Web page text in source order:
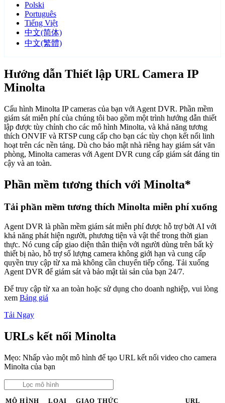
Polski
Português
Tiếng Việt
中文(简体)
中文(繁體)
Hướng dẫn Thiết lập URL Camera IP
Minolta
Cấu hình Minolta IP cameras của bạn với Agent DVR. Phần mềm
giám sát miễn phí của chúng tôi bao gồm một trình hướng dẫn thiết
lập được tùy chỉnh cho các mô hình Minolta, và khả năng tương
thích ONVIF và RTSP cung cấp cho bạn các tùy chọn kết nối linh
hoạt trên các nền tảng. Dù cho bảo mật nhà riêng hay giám sát văn
phòng, Minolta cameras với Agent DVR cung cấp giám sát đáng tin
cậy và an toàn.
Phần mềm tương thích với Minolta*
Tải phần mềm tương thích Minolta miễn phí xuống
Agent DVR là phần mềm giám sát miễn phí được hỗ trợ bởi AI với
khả năng phát hiện người, phương tiện và vật thể trong thời gian
thực. Nó cung cấp giao diện thân thiện với người dùng trên bất kỳ
thiết bị nào, hỗ trợ số lượng camera không giới hạn và cung cấp
quyền truy cập từ xa mà không cần chuyển tiếp cổng. Tải xuống
Agent DVR để giám sát và bảo mật tài sản của bạn 24/7.
Để truy cập từ xa an toàn hoặc sử dụng cho doanh nghiệp, vui lòng
xem Bảng giá
Tải Ngay
URLs kết nối Minolta
Mẹo: Nhấp vào một mô hình để tạo URL kết nối video cho camera
Minolta của bạn
MÔ HÌNH LOẠI GIAO THỨC URL